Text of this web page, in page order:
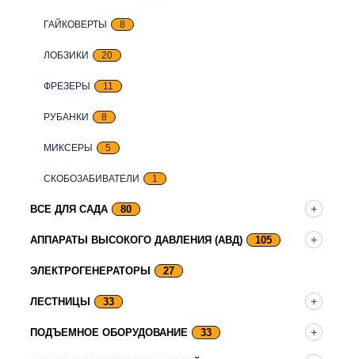
ГАЙКОВЕРТЫ 8
ЛОБЗИКИ 20
ФРЕЗЕРЫ 11
РУБАНКИ 8
МИКСЕРЫ 5
СКОБОЗАБИВАТЕЛИ 1
ВСЕ ДЛЯ САДА 80
АППАРАТЫ ВЫСОКОГО ДАВЛЕНИЯ (АВД) 105
ЭЛЕКТРОГЕНЕРАТОРЫ 27
ЛЕСТНИЦЫ 33
ПОДЪЕМНОЕ ОБОРУДОВАНИЕ 33